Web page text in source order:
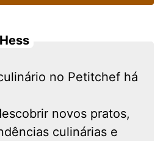
no Petitchef há
novos pratos,
culinárias e